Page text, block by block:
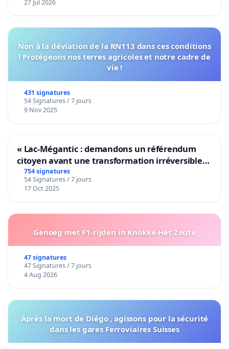
27 Jul 2026
Non à la déviation de la RN113 dans ces conditions
! Protégeons nos terres agricoles et notre cadre de
vie !
431 signatures
54 Signatures / 7 jours
9 Nov 2025
« Lac-Mégantic : demandons un référendum
citoyen avant une transformation irréversible
de notre territoire »
754 signatures
54 Signatures / 7 jours
17 Oct 2025
Genoeg met F1-rijden in Knokke-Het Zoute
47 signatures
47 Signatures / 7 jours
4 Aug 2026
Après la mort de Diégo , agissons pour la sécurité
dans les gares Ferroviaires Suisses